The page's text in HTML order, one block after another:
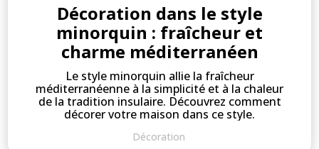
Décoration dans le style
minorquin : fraîcheur et
charme méditerranéen
Le style minorquin allie la fraîcheur
méditerranéenne à la simplicité et à la chaleur
de la tradition insulaire. Découvrez comment
décorer votre maison dans ce style.
Décoration